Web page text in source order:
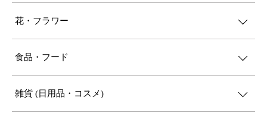
花・フラワー
食品・フード
雑貨 (日用品・コスメ)